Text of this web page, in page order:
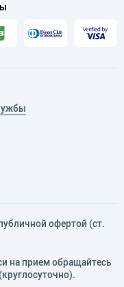
офертой (ст.
на прием обращайтесь
(круглосуточно).